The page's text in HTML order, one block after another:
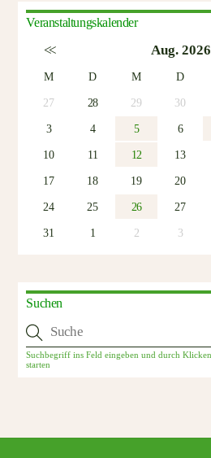
Veranstaltungskalender
<< Aug. 2026
M D M D
27
28 29 30
3
4 5 6
10
11 12 13
17
18 19 20
24
25 26 27
31
1 2 3
Suchen